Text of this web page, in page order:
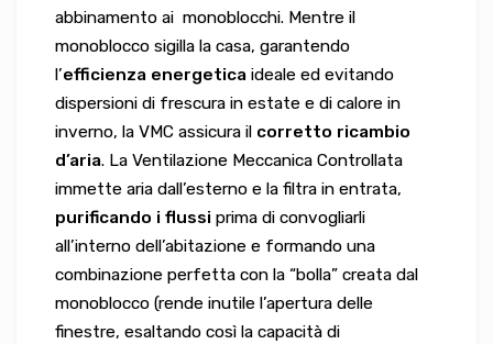
abbinamento ai monoblocchi. Mentre il
monoblocco sigilla la casa, garantendo
l’efficienza energetica ideale ed evitando
dispersioni di frescura in estate e di calore in
inverno, la VMC assicura il corretto ricambio
d’aria. La Ventilazione Meccanica Controllata
immette aria dall’esterno e la filtra in entrata,
purificando i flussi prima di convogliarli
all’interno dell’abitazione e formando una
combinazione perfetta con la “bolla” creata dal
monoblocco (rende inutile l’apertura delle
finestre, esaltando così la capacità di